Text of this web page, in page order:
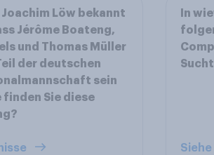
Löw bekannt
Jérôme Boateng,
und Thomas Müller
der deutschen
sein
finden Sie diese
In